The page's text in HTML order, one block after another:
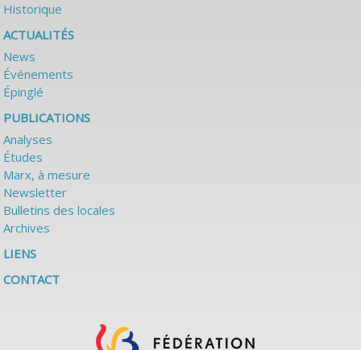
Historique
ACTUALITÉS
News
Événements
Épinglé
PUBLICATIONS
Analyses
Études
Marx, à mesure
Newsletter
Bulletins des locales
Archives
LIENS
CONTACT